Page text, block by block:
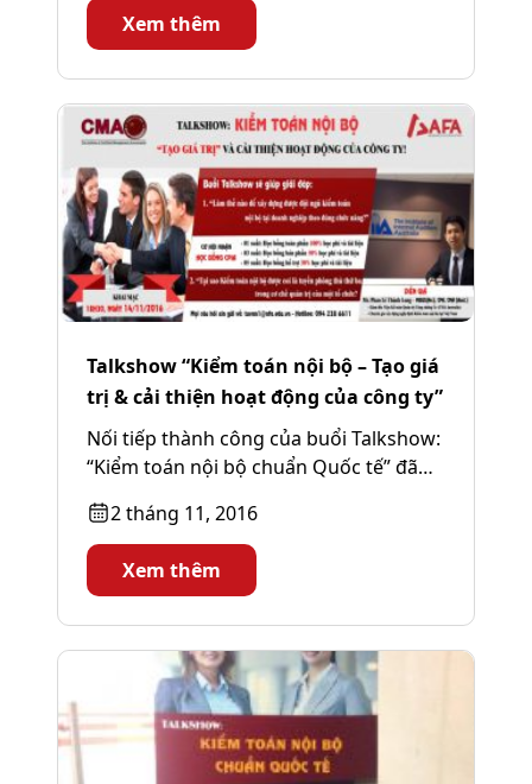
Xem thêm
Talkshow “Kiểm toán nội bộ – Tạo giá
trị & cải thiện hoạt động của công ty”
Nối tiếp thành công của buổi Talkshow:
“Kiểm toán nội bộ chuẩn Quốc tế” đã
được tổ chức vào ngày 20/10/2016,
AFA...2 tháng 11, 2016
Xem thêm